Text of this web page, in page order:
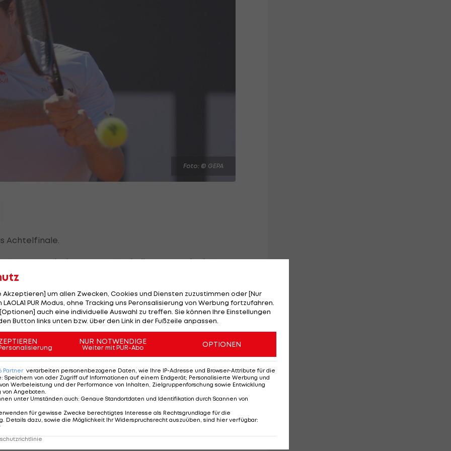
Foto: © GEPA
Achtelfinale.
97.640 Euro dotiertenATP-75-Challenger-Turnier in 1:06
aus Bosnien durchsetzen und zieht damit in die
erneut einem Qualifikanten. Petr Brunclik sorgte in
Tscheche besiegte Vitaliy Sachko, der als Nummer
6:2.
Potapova bei
WTA-500-Turnier
in erster Runde
out
Tennis - WTA
Akzeptieren] um allen Zwecken, Cookies und Diensten zuzustimmen oder [Nur
PUR Modus, ohne Tracking uns Peronsalisierung von Werbung fortzufahren.
auch eine individuelle Auswahl zu treffen. Sie können Ihre Einstellungen
Button links unten bzw. über den Link in der Fußzeile anpassen.
NUR NOTWENDIGE
Weiter mit PUR-Abo OPTIONEN
Partner verarbeiten personenbezogene Daten, wie Ihre IP-Adresse und Browser-Attribute für die
: Speichern von oder Zugriff auf Informationen auf einem Endgerät; Personalisierte Werbung und
Werbeleistung und der Performance von Inhalten, Zielgruppenforschung sowie Entwicklung
von Angeboten
unter Umständen auch: Genaue Standortdaten und Identifikation durch Scannen von
für gewisse Zwecke berechtigtes Interesse als Rechtsgrundlage für die
Details dazu, sowie die Möglichkeit Ihr Widerspruchsrecht auszuüben, sind hier verfügbar: